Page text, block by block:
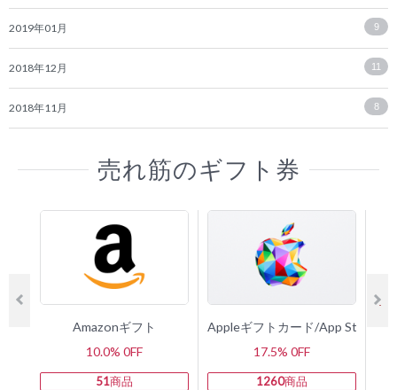
2019年01月 9
2018年12月 11
2018年11月 8
売れ筋のギフト券
Amazonギフト
10.0% 0FF
51商品
Appleギフトカード/App Store &
17.5% 0FF
1260商品